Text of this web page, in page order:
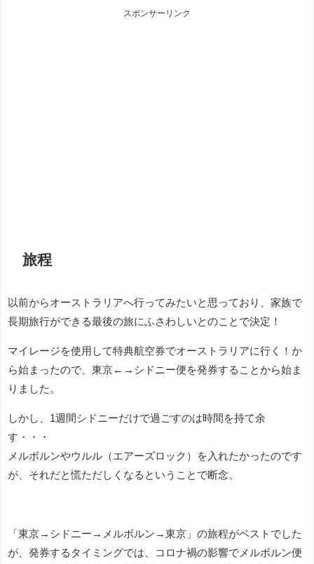
スポンサーリンク
旅程
以前からオーストラリアへ行ってみたいと思っており、家族で
長期旅行ができる最後の旅にふさわしいとのことで決定！
マイレージを使用して特典航空券でオーストラリアに行く！か
ら始まったので、東京←→シドニー便を発券することから始ま
りました。
しかし、1週間シドニーだけで過ごすのは時間を持て余
す・・・
メルボルンやウルル（エアーズロック）を入れたかったのです
が、それだと慌ただしくなるということで断念。
「東京→シドニー→メルボルン→東京」の旅程がベストでした
が、発券するタイミングでは、コロナ禍の影響でメルボルン便